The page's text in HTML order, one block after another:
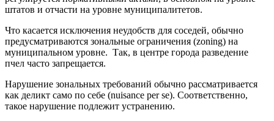
штатов и отчасти на уровне муниципалитетов.
Что касается исключения неудобств для соседей, обычно
предусматриваются зональные ограничения (zoning) на
муниципальном уровне. Так, в центре города разведение
пчел часто запрещается.
Нарушение зональных требований обычно рассматривается
как деликт само по себе (nuisance per se). Соответственно,
такое нарушение подлежит устранению.